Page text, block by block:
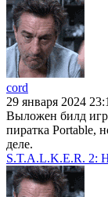
cord
29 января 2024
Выложен билд
пиратка Portable,
деле.
S.T.A.L.K.E.R. 2: